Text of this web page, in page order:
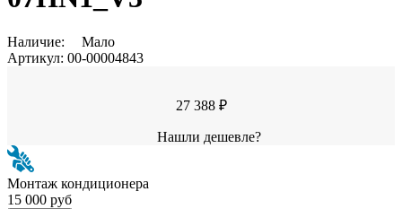
Наличие:
Мало
Артикул: 00-00004843
27 388 ₽
Нашли дешевле?
Монтаж кондиционера
15 000 руб